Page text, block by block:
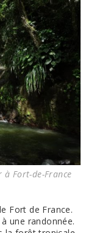
à Fort-de-France
Fort de France.
une randonnée.